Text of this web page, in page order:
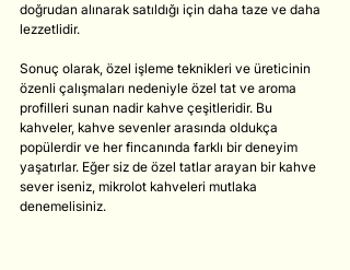
doğrudan alınarak satıldığı için daha taze ve daha
lezzetlidir.
Sonuç olarak, özel işleme teknikleri ve üreticinin
özenli çalışmaları nedeniyle özel tat ve aroma
profilleri sunan nadir kahve çeşitleridir. Bu
kahveler, kahve sevenler arasında oldukça
popülerdir ve her fincanında farklı bir deneyim
yaşatırlar. Eğer siz de özel tatlar arayan bir kahve
sever iseniz, mikrolot kahveleri mutlaka
denemelisiniz.